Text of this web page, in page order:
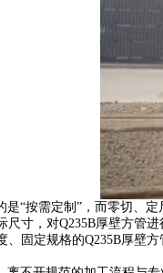
按需定制”，而零切、定
寸，对Q235B厚壁方管
固定规格的Q235B厚壁